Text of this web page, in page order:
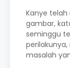
Kanye
gambar,
seminggu
masalah